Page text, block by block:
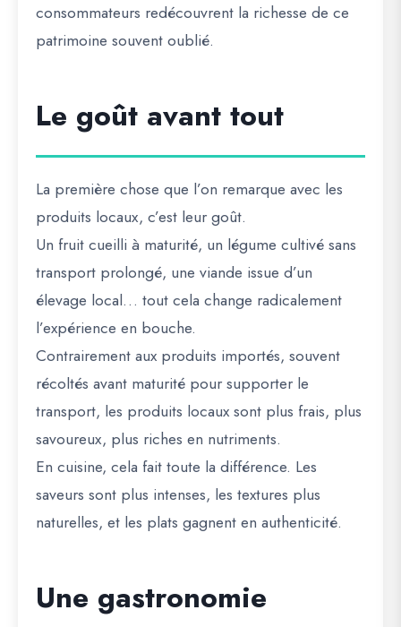
consommateurs redécouvrent la richesse de ce
patrimoine souvent oublié.
Le goût avant tout
La première chose que l’on remarque avec les
produits locaux, c’est leur goût.
Un fruit cueilli à maturité, un légume cultivé sans
transport prolongé, une viande issue d’un
élevage local… tout cela change radicalement
l’expérience en bouche.
Contrairement aux produits importés, souvent
récoltés avant maturité pour supporter le
transport, les produits locaux sont plus frais, plus
savoureux, plus riches en nutriments.
En cuisine, cela fait toute la différence. Les
saveurs sont plus intenses, les textures plus
naturelles, et les plats gagnent en authenticité.
Une gastronomie